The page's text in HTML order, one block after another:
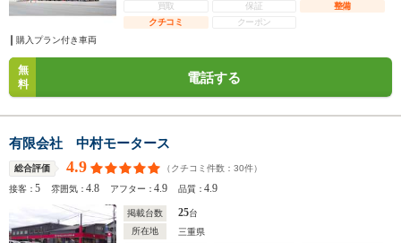
買取
保証
整備
クチコミ
クーポン
購入プラン付き車両
無
料
電話する
有限会社 中村モータース
総合評価 4.9 （クチコミ件数： 30件）
接客：5 雰囲気：4.8 アフター：4.9 品質：4.9
掲載台数 25台
所在地
三重県